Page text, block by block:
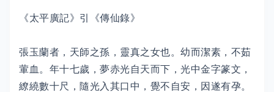
《太平廣記》引《傳仙錄》
張玉蘭者，天師之孫，靈真之女也。幼而潔素，不茹
葷血。年十七歲，夢赤光自天而下，光中金字篆文，
繚繞數十尺，隨光入其口中，覺不自安，因遂有孕。